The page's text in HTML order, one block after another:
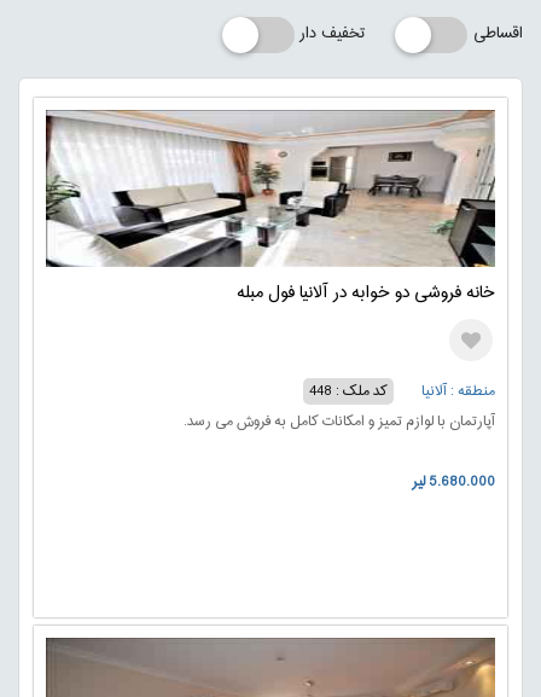
اقساطی تخفیف دار
خانه فروشی دو خوابه در آلانیا فول مبله
منطقه : آلانیا
کد ملک : 448
آپارتمان با لوازم تمیز و امکانات کامل به فروش می رسد.
5.680.000 لیر